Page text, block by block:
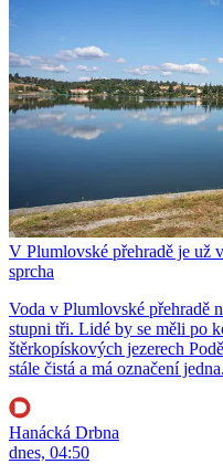
V Plumlovské přehradě je už
sprcha
Voda v Plumlovské přehradě
stupni tři. Lidé by se měli po
štěrkopískových jezerech
stále čistá a má označení jedna.
Hanácká Drbna
dnes, 04:50